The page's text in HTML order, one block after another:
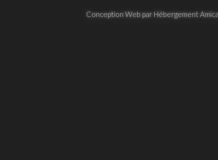
Conception Web par Hébergement